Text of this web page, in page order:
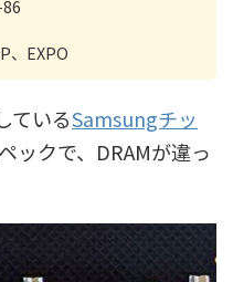
、EXPO
ているSamsungチッ
ックで、DRAMが違っ